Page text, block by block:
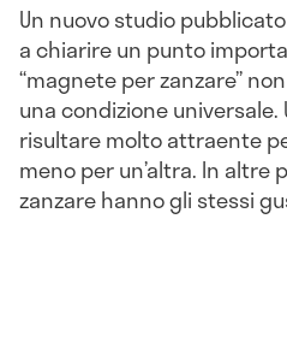
Un nuovo studio
a chiarire un punto
“magnete per zanzare”
una condizione universale.
risultare molto attraente
meno per un’altra. In altre
zanzare hanno gli stessi